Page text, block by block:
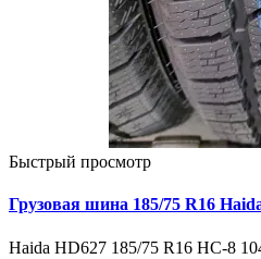
Быстрый просмотр
Грузовая шина 185/75 R16
Haida HD627 185/75 R16 HC-8